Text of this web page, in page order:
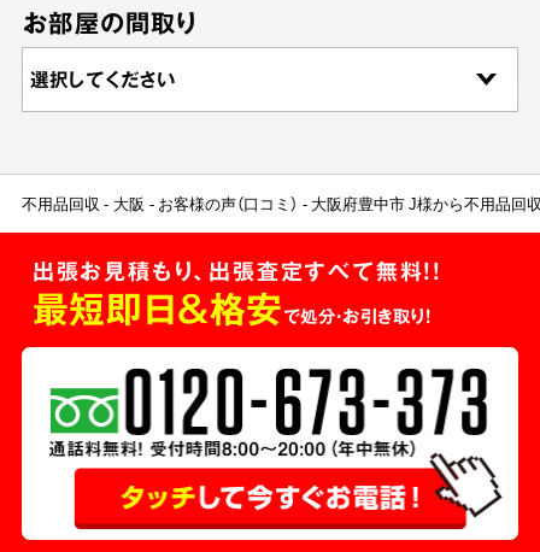
お部屋の間取り
不用品回収 大阪 お客様の声（口コミ） 大阪府豊中市 J様から不用品回
出張お見積もり、出張査定すべて無料!!
最短即日＆格安で処分・お引き取り！